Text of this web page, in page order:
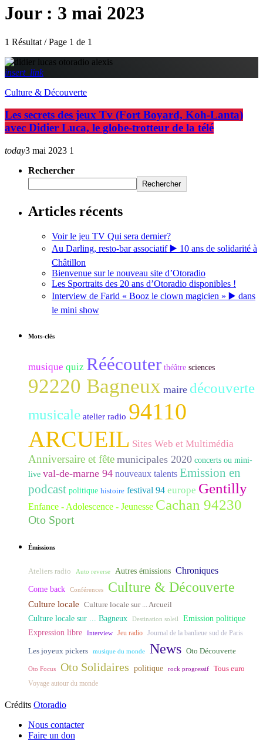
Jour : 3 mai 2023
1 Résultat / Page 1 de 1
insert_link
Culture & Découverte
Les secrets des jeux Tv (Fort Boyard, Koh-Lanta)
avec Didier Luca, le globe-trotteur de la télé
today3 mai 2023 1
Rechercher
Rechercher
Articles récents
Voir le jeu TV Qui sera dernier?
Au Darling, resto-bar associatif ▶️ 10 ans de solidarité à
Châtillon
Bienvenue sur le nouveau site d’Otoradio
Les Sportraits des 20 ans d’Otoradio disponibles !
Interview de Farid « Booz le clown magicien » ▶️ dans
le mini show
Mots-clés
musique quiz Réécouter théâtre sciences
92220 Bagneux maire découverte
musicale atelier radio 94110
ARCUEIL Sites Web et Multimédia
Anniversaire et fête municipales 2020 concerts ou mini-
live val-de-marne 94 nouveaux talents Emission en
podcast politique histoire festival 94 europe Gentilly
Enfance - Adolescence - Jeunesse Cachan 94230
Oto Sport
Émissions
Ateliers radio Auto reverse Autres émissions Chroniques
Come back Conférences Culture & Découverte
Culture locale Culture locale sur ... Arcueil
Culture locale sur ... Bagneux Destination soleil Emission politique
Expression libre Interview Jeu radio Journal de la banlieue sud de Paris
Les joyeux pickers musique du monde News Oto Découverte
Oto Focus Oto Solidaires politique rock progressif Tous euro
Voyage autour du monde
Crédits Otoradio
Nous contacter
Faire un don